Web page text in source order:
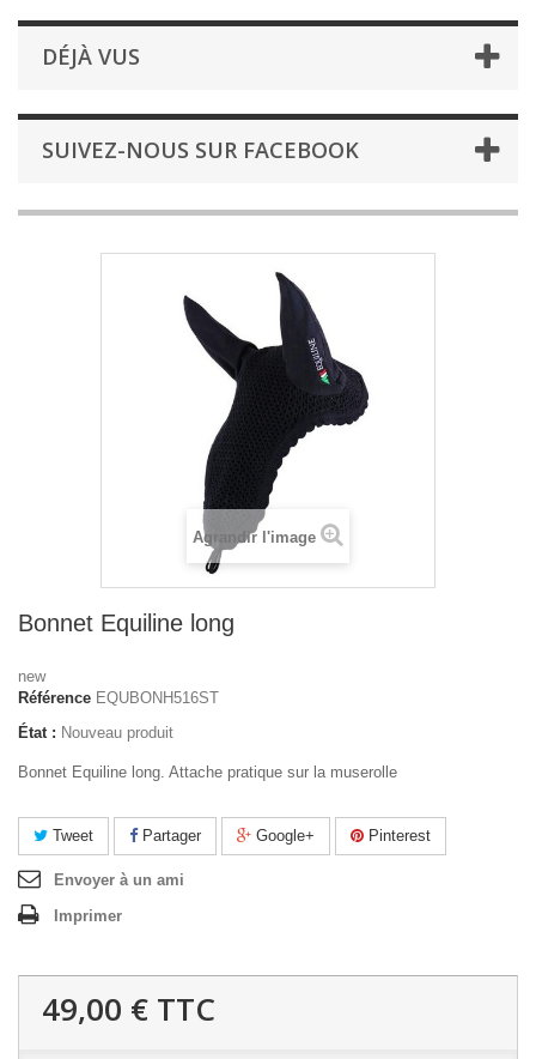
DÉJÀ VUS
SUIVEZ-NOUS SUR FACEBOOK
Agrandir l'image
Bonnet Equiline long
new
Référence EQUBONH516ST
État : Nouveau produit
Bonnet Equiline long. Attache pratique sur la muserolle
Tweet Partager Google+ Pinterest
Envoyer à un ami
Imprimer
49,00 € TTC